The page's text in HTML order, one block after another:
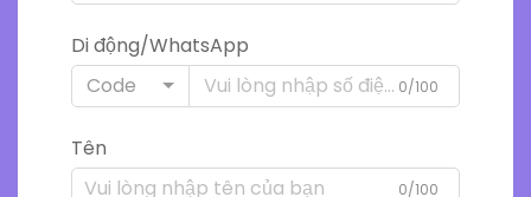
Di động/WhatsApp
Code
0/100
Tên
0/100